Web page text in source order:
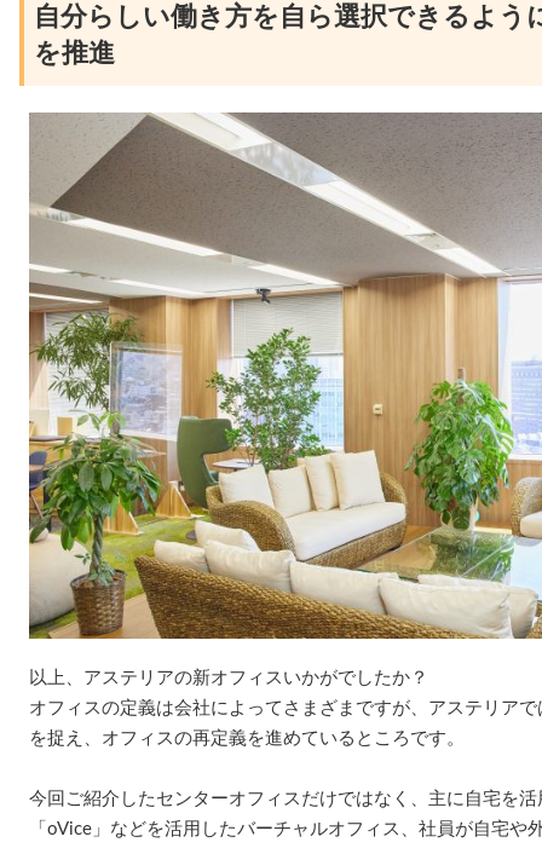
自分らしい働き方を自ら選択できるよう
を推進
以上、アステリアの新オフィスいかがでしたか？
オフィスの定義は会社によってさまざまですが、アステリア
を捉え、オフィスの再定義を進めているところです。
今回ご紹介したセンターオフィスだけではなく、主に自宅を
「oVice」などを活用したバーチャルオフィス、社員が自宅や